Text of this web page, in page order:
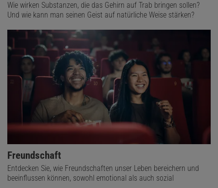
Wie wirken Substanzen, die das Gehirn auf Trab bringen sollen?
Und wie kann man seinen Geist auf natürliche Weise stärken?
Freundschaft
Entdecken Sie, wie Freundschaften unser Leben bereichern und
beeinflussen können, sowohl emotional als auch sozial